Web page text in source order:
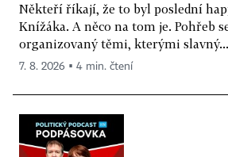
Někteří říkají, že to byl poslední
Knížáka. A něco na tom je. Pohřeb
organizovaný těmi, kterými slavný...
7. 8. 2026 ▪ 4 min. čtení